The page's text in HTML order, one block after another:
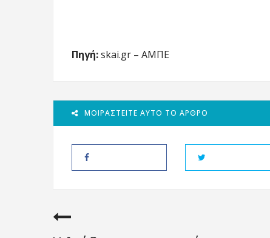
Πηγή:skai.gr – ΑΜΠΕ
ΜΟΙΡΑΣΤΕΊΤΕ ΑΥΤΌ ΤΟ ΆΡΘΡΟ